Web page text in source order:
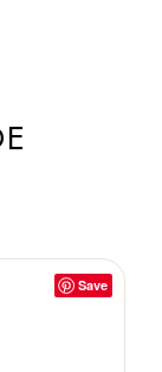
Save